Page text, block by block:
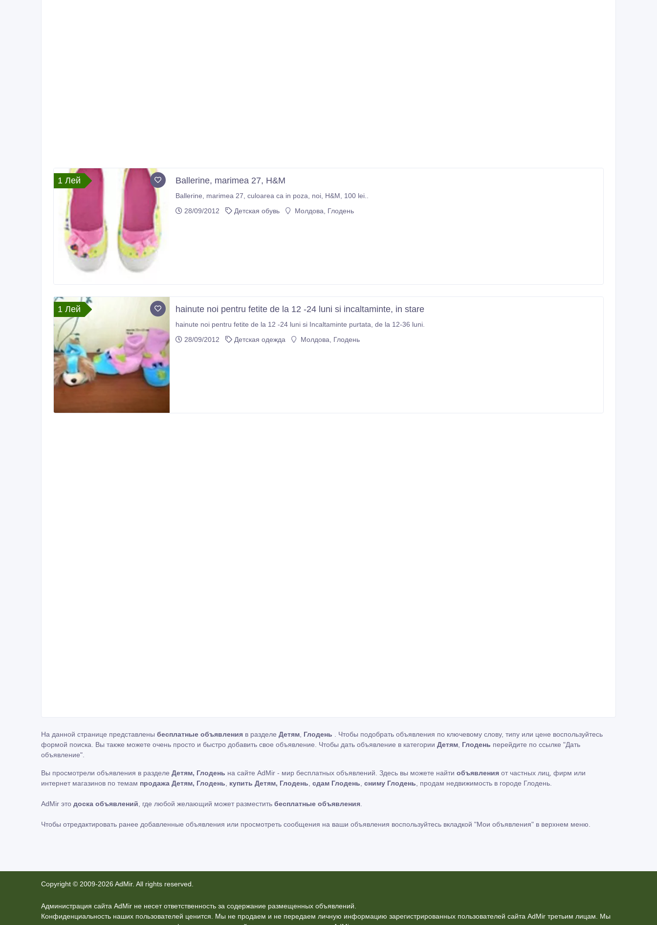
1 Лей Ballerine, marimea 27, H&M
Ballerine, marimea 27, culoarea ca in poza, noi, H&M, 100 lei..
28/09/2012
Детская обувь Молдова, Глодень
1 Лей hainute noi pentru fetite de la 12 -24 luni si incaltaminte, in stare
hainute noi pentru fetite de la 12 -24 luni si Incaltaminte purtata, de la 12-36 luni.
28/09/2012
Детская одежда Молдова, Глодень
На данной странице представлены бесплатные объявления в разделе Детям Глодень . Чтобы подобрать объявления по ключевому слову, типу или цене воспользуйтесь
формой поиска. Вы также можете очень просто и быстро добавить свое объявление. Чтобы дать объявление в категории Детям Глодень перейдите по ссылке "Дать
объявление"
Вы просмотрели объявления в разделе Детям, Глодень на сайте AdMir - мир бесплатных объявлений. Здесь вы можете найти объявления от частных лиц, фирм или
интернет магазинов по темам продажа Детям, Глодень купить Детям, Глодень сдам Глодень сниму Глодень , продам недвижимость в городе Глодень.
AdMir это доска объявлений , где любой желающий может разместить бесплатные объявления
Чтобы отредактировать ранее добавленные объявления или просмотреть сообщения на ваши объявления воспользуйтесь вкладкой "Мои объявления" в верхнем меню.
Copyright © 2009-2026 AdMir. All rights reserved.
Администрация сайта AdMir не несет ответственность за содержание размещенных объявлений.
Конфиденциальность наших пользователей ценится. Мы не продаем и не передаем личную информацию зарегистрированных пользователей сайта AdMir третьим лицам. Мы